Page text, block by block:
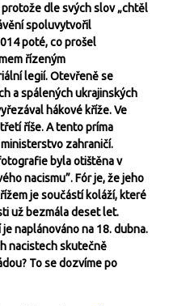
dle svých slov „chtěl
spoluvytvořil
poté, co prošel
řízeným
legií. Otevřeně se
a spálených ukrajinských
hákové kříže. Ve
říše. A tento príma
zahraničí.
byla otištěna v
nacismu”. Fór je, že jeho
je součástí koláží, které
už bezmála deset let.
naplánováno na 18. dubna.
nacistech skutečně
To se dozvíme po